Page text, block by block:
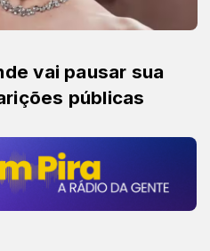
vai pausar sua
públicas